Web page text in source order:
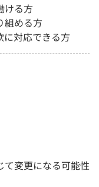
ける方
組める方
に対応できる方
変更になる可能性